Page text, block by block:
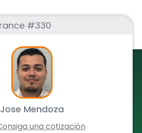
#330
Jose Mendoza
una cotización